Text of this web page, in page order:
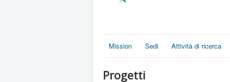
Mission Sedi Attività di ricerca
Progetti